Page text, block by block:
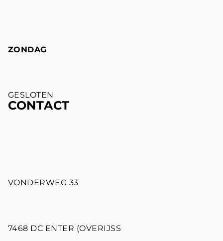
ZONDAG
GESLOTEN
CONTACT
VONDERWEG 33
7468 DC ENTER (OVERIJSS